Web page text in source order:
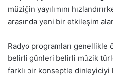
müziğin yayılımını
arasında yeni bir etkileşim
Radyo programları genellikle
belirli günleri belirli müzik
farklı bir konseptle dinleyiciyi